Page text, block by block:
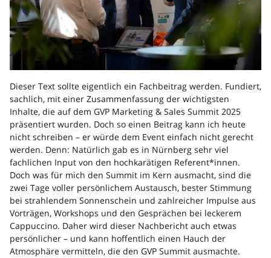
Dieser Text sollte eigentlich ein Fachbeitrag werden. Fundiert,
sachlich, mit einer Zusammenfassung der wichtigsten
Inhalte, die auf dem GVP Marketing & Sales Summit 2025
präsentiert wurden. Doch so einen Beitrag kann ich heute
nicht schreiben – er würde dem Event einfach nicht gerecht
werden. Denn: Natürlich gab es in Nürnberg sehr viel
fachlichen Input von den hochkarätigen Referent*innen.
Doch was für mich den Summit im Kern ausmacht, sind die
zwei Tage voller persönlichem Austausch, bester Stimmung
bei strahlendem Sonnenschein und zahlreicher Impulse aus
Vorträgen, Workshops und den Gesprächen bei leckerem
Cappuccino. Daher wird dieser Nachbericht auch etwas
persönlicher – und kann hoffentlich einen Hauch der
Atmosphäre vermitteln, die den GVP Summit ausmachte.